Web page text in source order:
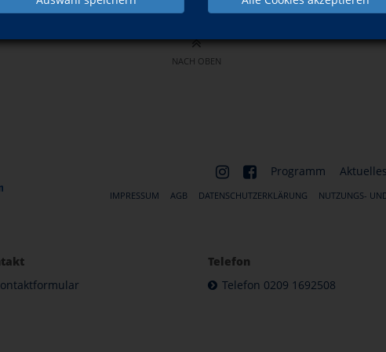
NACH OBEN
Programm Aktuelles
IMPRESSUM AGB DATENSCHUTZERKLÄRUNG NUTZUNGS-
Telefon
Telefon 0209 1692508